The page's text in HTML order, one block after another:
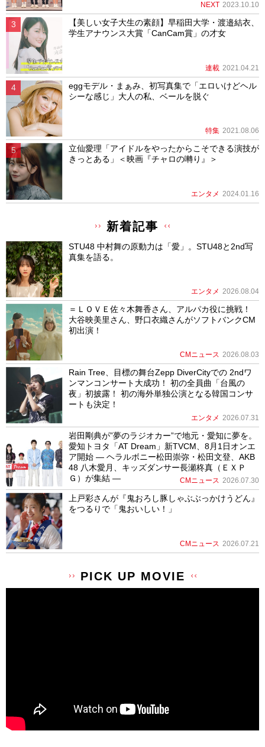
NEXT 2023.10.10
【美しい女子大生の素顔】早稲田大学・渡邉結衣、
学生アナウンス大賞「CanCam賞」の才女
連載 2021.04.21
eggモデル・まぁみ、初写真集で「エロいけどヘル
シーな感じ」大人の私、ベールを脱ぐ
特集 2021.08.06
立仙愛理「アイドルをやったからこそできる演技が
きっとある」＜映画『チャロの囀り』＞
エンタメ 2024.01.16
新着記事
STU48 中村舞の原動力は「愛」。STU48と2nd写
真集を語る。
エンタメ 2026.08.04
＝ＬＯＶＥ佐々木舞香さん、アルパカ役に挑戦！
大谷映美里さん、野口衣織さんがソフトバンクCM
初出演！
CMニュース 2026.08.03
Rain Tree、目標の舞台Zepp DiverCityでの 2ndワ
ンマンコンサート大成功！ 初の全員曲「台風の
夜」初披露！ 初の海外単独公演となる韓国コンサ
ートも決定！
エンタメ 2026.07.31
岩田剛典が”夢のラジオカー”で地元・愛知に夢を。
愛知トヨタ「AT Dream」新TVCM、8月1日オンエ
ア開始 ― ヘラルボニー松田崇弥・松田文登、AKB
48 八木愛月、キッズダンサー長瀬柊真（ＥＸＰ
Ｇ）が集結 ―
CMニュース 2026.07.30
上戸彩さんが『鬼おろし豚しゃぶぶっかけうどん』
をつるりで「鬼おいしい！」
CMニュース 2026.07.21
PICK UP MOVIE